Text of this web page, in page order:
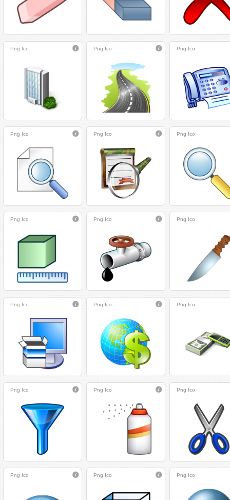
Png Ico Png Ico Png Ico
Png Ico Png Ico Png Ico
Png Ico Png Ico Png Ico
Png Ico Png Ico Png Ico
Png Ico Png Ico Png Ico
Png Ico Png Ico Png Ico